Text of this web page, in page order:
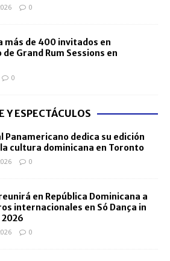
0
más de 400 invitados en
Grand Rum Sessions en
0
Y ESPECTÁCULOS
Panamericano dedica su edición
cultura dominicana en Toronto
0
en República Dominicana a
internacionales en Só Dança in
0